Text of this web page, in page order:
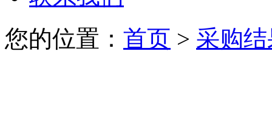
您的位置： 首页 > 采购